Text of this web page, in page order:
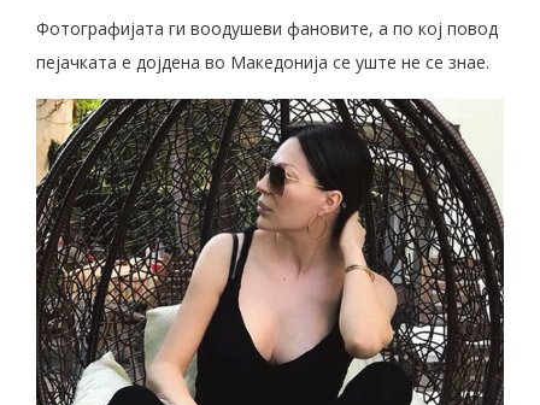
Фотографијата ги воодушеви фановите, а по кој повод
пејачката е дојдена во Македонија се уште не се знае.